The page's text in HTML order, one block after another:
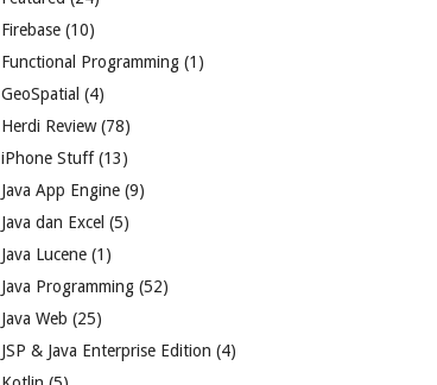
Firebase (10)
Functional Programming (1)
GeoSpatial (4)
Herdi Review(78)
iPhone Stuff(13)
Java App Engine (9)
Java dan Excel (5)
Java Lucene (1)
Java Programming (52)
Java Web (25)
JSP & Java Enterprise Edition (4)